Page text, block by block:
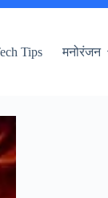
Tips मनोरंजन